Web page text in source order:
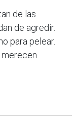
de las
de agredir.
para pelear.